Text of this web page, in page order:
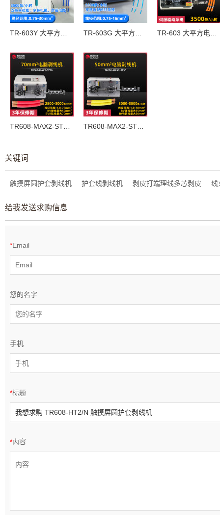
关键词
触摸屏圆护套剥线机 护套线剥线机 剥皮打端理线多芯剥皮 线
给我发送求购信息
*Email
您的名字
手机
*标题
*内容